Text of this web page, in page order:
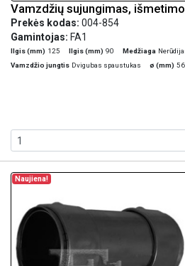
Vamzdžių sujungimas,
Prekės kodas: 004-854
Gamintojas: FA1
Ilgis (mm) 125 Ilgis (mm) 90 Medžiaga
Vamzdžio jungtis Dvigubas spaustukas ø (mm) 56
Naujiena!